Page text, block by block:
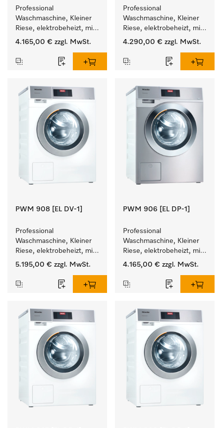
Professional
Waschmaschine, Kleiner
Riese, elektrobeheizt, mit
Ablaufventil und
Programmen.
Leistung 6 kg  in 49 min .
4.165,00 € zzgl. MwSt.
Professional
Waschmaschine, Kleiner
Riese, elektrobeheizt, mit
Ablaufventil und
Programmen.
Leistung 7 kg  in 49 min .
4.290,00 € zzgl. MwSt.
PWM 908 [EL DV-1]
Professional
Waschmaschine, Kleiner
Riese, elektrobeheizt, mit
Ablaufventil und
Programmen.
Leistung 8 kg  in 49 min .
5.195,00 € zzgl. MwSt.
PWM 906 [EL DP-1]
Professional
Waschmaschine, Kleiner
Riese, elektrobeheizt, mit
Ablaufpumpe und
Programmen.
Leistung 6 kg  in 49 min .
4.165,00 € zzgl. MwSt.